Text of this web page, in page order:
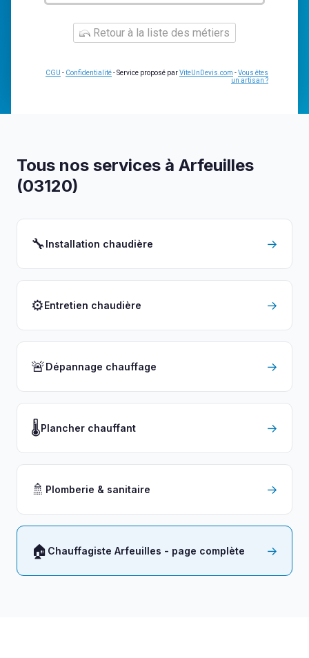
Retour à la liste des métiers
CGU - Confidentialité- Service proposé parViteUnDevis.com -Vous êtes
un artisan ?
Tous nos services à Arfeuilles
(03120)
🔧Installation chaudière →
⚙️Entretien chaudière →
🚨Dépannage chauffage →
🌡️Plancher chauffant →
🚿 Plomberie & sanitaire →
🏠 Chauffagiste Arfeuilles - page complète →